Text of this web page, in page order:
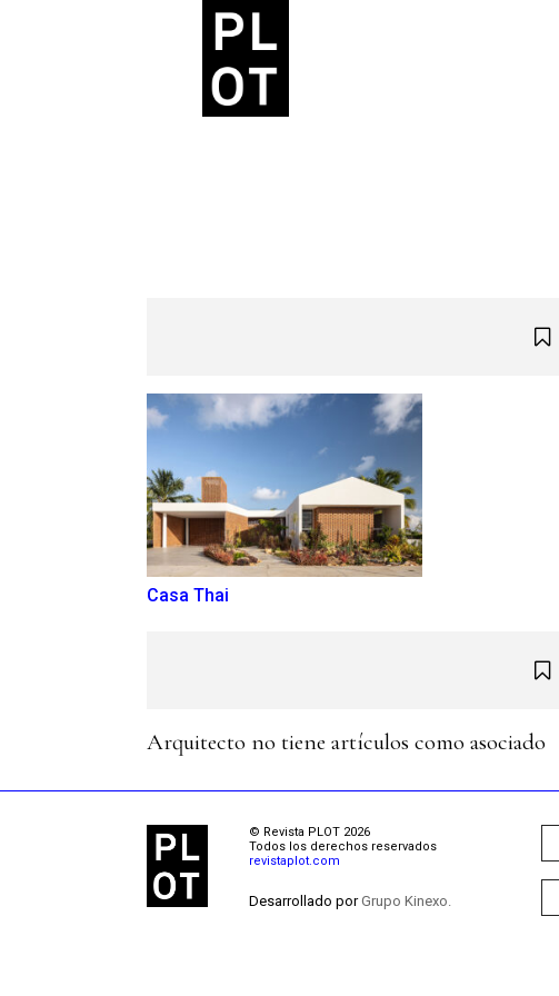
Casa Thai
Arquitecto no tiene artículos como asociado
© Revista PLOT 2026
Todos los derechos reservados
revistaplot.com
Desarrollado porGrupo Kinexo.